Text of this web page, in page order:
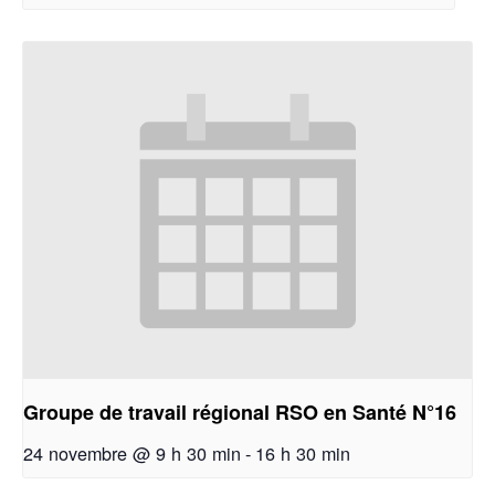
Groupe de travail régional RSO en Santé N°16
24 novembre @ 9 h 30 min - 16 h 30 min